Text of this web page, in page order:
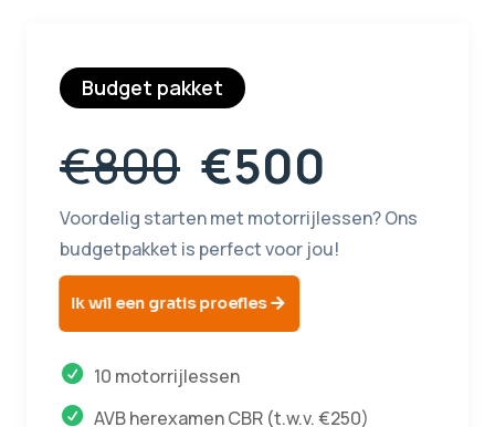
Budget pakket
€800 €500
Voordelig starten met motorrijlessen? Ons
budgetpakket is perfect voor jou!
Ik wil een gratis proefles
10 motorrijlessen
AVB herexamen CBR (t.w.v. €250)